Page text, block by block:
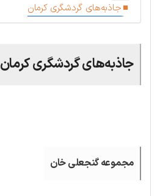
جاذبه‌های گردشگری کرمان
جاذبه‌های گردشگری کرمان
مجموعه گنجعلی خان